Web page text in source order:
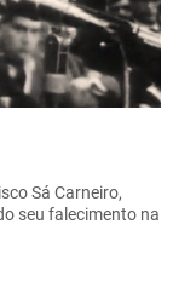
Sá Carneiro,
seu falecimento na